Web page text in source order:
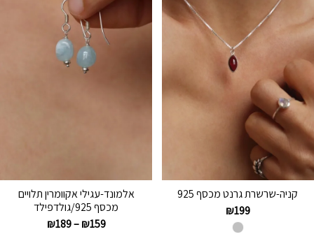
קניה-שרשרת גרנט מכסף 925
₪199
אלמונד-עגילי אקוומרין תלויים
מכסף 925/גולדפילד
₪159
–
₪189